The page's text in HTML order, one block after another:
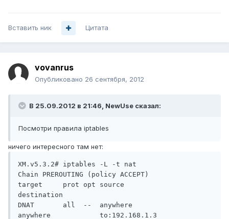
Вставить ник Цитата
vovanrus
Опубликовано 26 сентября, 2012
В 25.09.2012 в 21:46, NewUse сказал:
Посмотри правила iptables
ничего интересного там нет:
XM.v5.3.2# iptables -L -t nat
Chain PREROUTING (policy ACCEPT)
target     prot opt source
destination
DNAT       all  --  anywhere
anywhere            to:192.168.1.3